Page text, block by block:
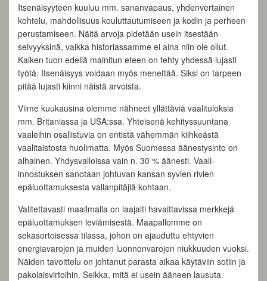
Itsenäisyyteen kuuluu mm. sananvapaus, yhdenvertainen
kohtelu, mahdollisuus kouluttautumiseen ja kodin ja perheen
perustamiseen. Näitä arvoja pidetään usein itsestään
selvyyksinä, vaikka historiassamme ei aina niin ole ollut.
Kaiken tuon edellä mainitun eteen on tehty yhdessä lujasti
työtä. Itsenäisyys voidaan myös menettää. Siksi on tarpeen
pitää lujasti kiinni näistä arvoista.
Viime kuukausina olemme nähneet yllättäviä vaalituloksia
mm. Britaniassa ja USA:ssa. Yhteisenä kehityssuuntana
vaaleihin osallistuvia on entistä vähemmän kiihkeästä
vaalitaistosta huolimatta. Myös Suomessa äänestysinto on
alhainen. Yhdysvalloissa vain n. 30 % äänesti. Vaali-
innostuksen sanotaan johtuvan kansan syvien rivien
epäluottamuksesta vallanpitäjiä kohtaan.
Valitettavasti maailmalla on laajalti havaittavissa merkkejä
epäluottamuksen leviämisestä. Maapallomme on
sekasortoisessa tilassa, johon on ajauduttu ehtyvien
energiavarojen ja muiden luonnonvarojen niukkuuden vuoksi.
Näiden tavoittelu on johtanut parasta aikaa käytäviin sotiin ja
pakolaisvirtoihin. Seikka, mitä ei usein ääneen lausuta.